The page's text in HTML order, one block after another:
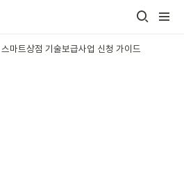
스마트상점 기술보급사업 신청 가이드